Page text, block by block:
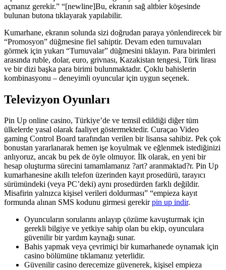
açmanız gerekir.” “[newline]Bu, ekranın sağ altbier köşesinde
bulunan butona tıklayarak yapılabilir.
Kumarhane, ekranın solunda sizi doğrudan paraya yönlendirecek bir
“Promosyon” düğmesine fiel sahiptir. Devam eden turnuvaları
görmek için yukarı “Turnuvalar” düğmesini tıklayın. Para birimleri
arasında ruble, dolar, euro, grivnası, Kazakistan tengesi, Türk lirası
ve bir dizi başka para birimi bulunmaktadır. Çoklu bahislerin
kombinasyonu – deneyimli oyuncular için uygun seçenek.
Televizyon Oyunları
Pin Up online casino, Türkiye’de ve temsil edildiği diğer tüm
ülkelerde yasal olarak faaliyet göstermektedir. Curaçao Video
gaming Control Board tarafından verilen bir lisansa sahibiz. Pek çok
bonustan yararlanarak hemen işe koyulmak ve eğlenmek istediğinizi
anlıyoruz, ancak bu pek de öyle olmuyor. İlk olarak, en yeni bir
hesap oluşturma sürecini tamamlamanız ?art? aranmaktad?r. Pin Up
kumarhanesine akıllı telefon üzerinden kayıt prosedürü, tarayıcı
sürümündeki (veya PC’deki) aynı prosedürden farklı değildir.
Misafirin yalnızca kişisel verileri doldurması” “empieza kayıt
formunda alınan SMS kodunu girmesi gerekirpin up indir.
Oyuncuların sorularını anlayıp çözüme kavuşturmak için
gerekli bilgiye ve yetkiye sahip olan bu ekip, oyunculara
güvenilir bir yardım kaynağı sunar.
Bahis yapmak veya çevrimiçi bir kumarhanede oynamak için
casino bölümüne tıklamanız yeterlidir.
Güvenilir casino derecemize güvenerek, kişisel empieza